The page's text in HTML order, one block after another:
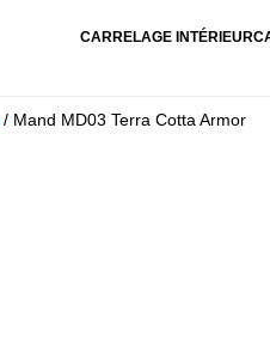
CARRELAGE INTÉRIEUR
/ Mand MD03 Terra Cotta Armor